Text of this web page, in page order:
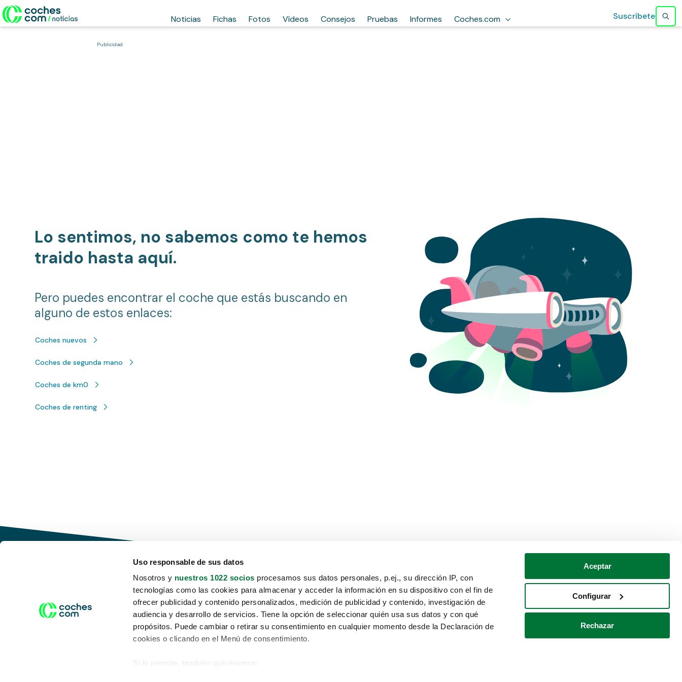
Uso responsable de sus datos
Nosotros y nuestros 1022 socios procesamos sus datos personales, p.ej., su dirección IP, con
tecnologías como las cookies para almacenar y acceder la información en su dispositivo con el fin de
ofrecer publicidad y contenido personalizados, medición de publicidad y contenido, investigación de
audiencia y desarrollo de servicios. Tiene la opción de seleccionar quién usa sus datos y con qué
propósitos. Puede cambiar o retirar su consentimiento en cualquier momento desde la Declaración de
cookies o clicando en el Menú de consentimiento.
Si lo permite, también quisiéramos:
Aceptar
Configurar
Rechazar
Noticias Fichas Fotos Vídeos Consejos Pruebas Informes Coches.com Suscríbete
Publicidad
Lo sentimos, no sabemos como te hemos
traido hasta aquí.
Pero puedes encontrar el coche que estás buscando en
alguno de estos enlaces:
Coches nuevos
Coches de segunda mano
Coches de km0
Coches de renting
Conduce tu futuro,
desata tu movilidad